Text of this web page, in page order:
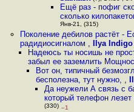
Ещё раз - пофиг
сколько
Янв-21, (315)
Поколение дебилов растёт -
радидиосигналом , Ilya Indigo
Надеюсь ты носишь не
забыл ее заземлить Мощнос
Вот он, типичный
бесполезна, тут нужно, ,
Да неужели А связь с
который телефон лезет
(330) –1